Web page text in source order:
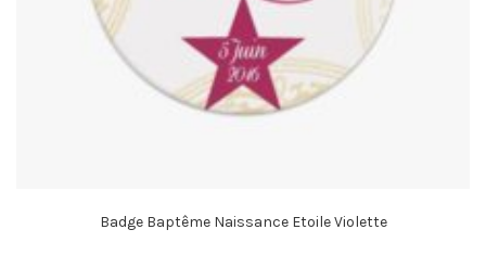
Badge Baptême Naissance Etoile Violette